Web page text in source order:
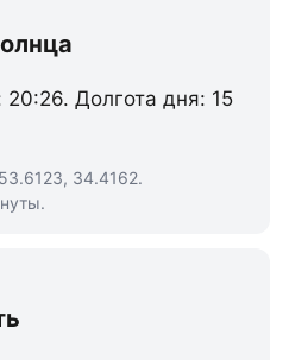
20:26. Долгота дня: 15
34.4162.